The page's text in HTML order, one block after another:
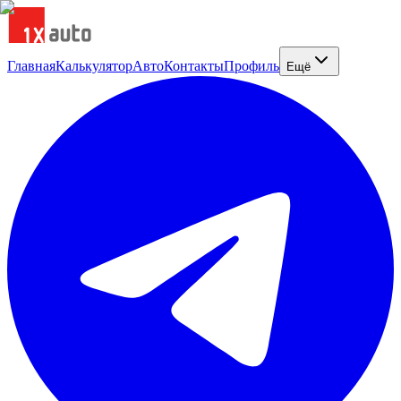
ГлавнаяКалькуляторАвтоКонтактыПрофиль Ещё